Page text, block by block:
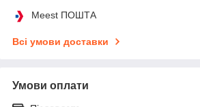
Meest ПОШТА
Всі умови доставки
Умови оплати